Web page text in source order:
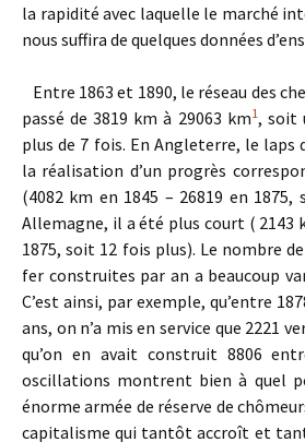
la rapidité avec laquelle le marché
nous suffira de quelques données
Entre 1863 et 1890, le réseau des
passé de 3819 km à 29063 km1, soit
plus de 7 fois. En Angleterre, le laps
la réalisation d’un progrès
(4082 km en 1845 – 26819 en
Allemagne, il a été plus court ( 2143
1875, soit 12 fois plus). Le nombre
fer construites par an a beaucoup
C’est ainsi, par exemple, qu’entre
ans, on n’a mis en service que 2221
qu’on en avait construit 8806
oscillations montrent bien à quel
énorme armée de réserve de
capitalisme qui tantôt accroît et